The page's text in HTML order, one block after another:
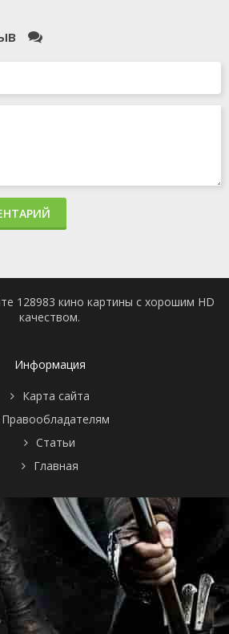
128983 кино картины с хорошим HD
качеством.
Информация
Карта сайта
Правообладателям
Статьи
Главная